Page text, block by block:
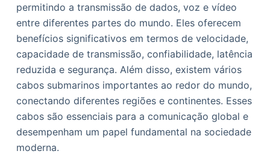
permitindo a transmissão de dados, voz e vídeo
entre diferentes partes do mundo. Eles oferecem
benefícios significativos em termos de velocidade,
capacidade de transmissão, confiabilidade, latência
reduzida e segurança. Além disso, existem vários
cabos submarinos importantes ao redor do mundo,
conectando diferentes regiões e continentes. Esses
cabos são essenciais para a comunicação global e
desempenham um papel fundamental na sociedade
moderna.